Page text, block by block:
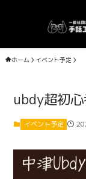
ホーム イベント予定
ubdy超初
イベント予定